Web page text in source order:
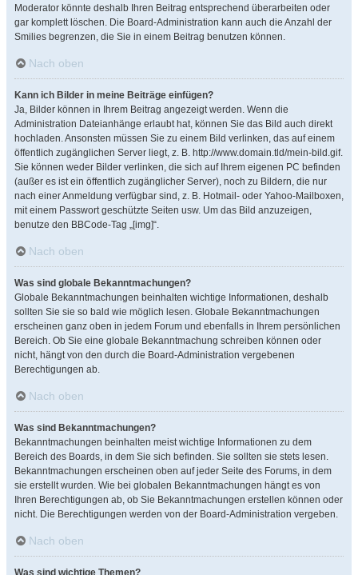
Moderator könnte deshalb Ihren Beitrag entsprechend überarbeiten oder
gar komplett löschen. Die Board-Administration kann auch die Anzahl der
Smilies begrenzen, die Sie in einem Beitrag benutzen können.
Nach oben
Kann ich Bilder in meine Beiträge einfügen?
Ja, Bilder können in Ihrem Beitrag angezeigt werden. Wenn die
Administration Dateianhänge erlaubt hat, können Sie das Bild auch direkt
hochladen. Ansonsten müssen Sie zu einem Bild verlinken, das auf einem
öffentlich zugänglichen Server liegt, z. B. http://www.domain.tld/mein-bild.gif.
Sie können weder Bilder verlinken, die sich auf Ihrem eigenen PC befinden
(außer es ist ein öffentlich zugänglicher Server), noch zu Bildern, die nur
nach einer Anmeldung verfügbar sind, z. B. Hotmail- oder Yahoo-Mailboxen,
mit einem Passwort geschützte Seiten usw. Um das Bild anzuzeigen,
benutze den BBCode-Tag „[img]“.
Nach oben
Was sind globale Bekanntmachungen?
Globale Bekanntmachungen beinhalten wichtige Informationen, deshalb
sollten Sie sie so bald wie möglich lesen. Globale Bekanntmachungen
erscheinen ganz oben in jedem Forum und ebenfalls in Ihrem persönlichen
Bereich. Ob Sie eine globale Bekanntmachung schreiben können oder
nicht, hängt von den durch die Board-Administration vergebenen
Berechtigungen ab.
Nach oben
Was sind Bekanntmachungen?
Bekanntmachungen beinhalten meist wichtige Informationen zu dem
Bereich des Boards, in dem Sie sich befinden. Sie sollten sie stets lesen.
Bekanntmachungen erscheinen oben auf jeder Seite des Forums, in dem
sie erstellt wurden. Wie bei globalen Bekanntmachungen hängt es von
Ihren Berechtigungen ab, ob Sie Bekanntmachungen erstellen können oder
nicht. Die Berechtigungen werden von der Board-Administration vergeben.
Nach oben
Was sind wichtige Themen?